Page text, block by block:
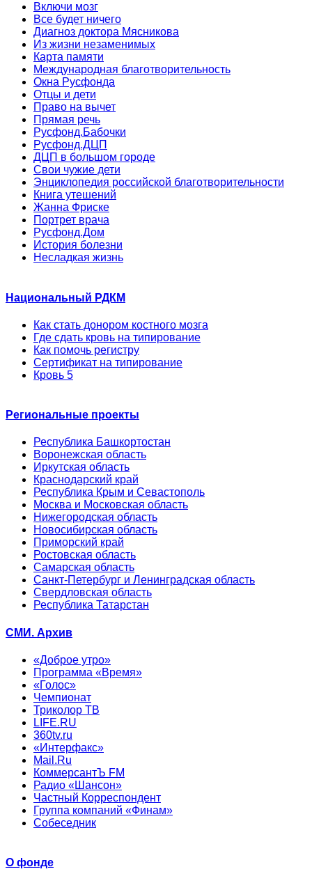
Включи мозг
Все будет ничего
Диагноз доктора Мясникова
Из жизни незаменимых
Карта памяти
Международная благотворительность
Окна Русфонда
Отцы и дети
Право на вычет
Прямая речь
Русфонд.Бабочки
Русфонд.ДЦП
ДЦП в большом городе
Свои чужие дети
Энциклопедия российской благотворительности
Книга утешений
Жанна Фриске
Портрет врача
Русфонд.Дом
История болезни
Несладкая жизнь
Национальный РДКМ
Как стать донором костного мозга
Где сдать кровь на типирование
Как помочь регистру
Сертификат на типирование
Кровь 5
Региональные проекты
Республика Башкортостан
Воронежская область
Иркутская область
Краснодарский край
Республика Крым и Севастополь
Москва и Московская область
Нижегородская область
Новосибирская область
Приморский край
Ростовская область
Самарская область
Санкт-Петербург и Ленинградская область
Свердловская область
Республика Татарстан
СМИ. Архив
«Доброе утро»
Программа «Время»
«Голос»
Чемпионат
Триколор ТВ
LIFE.RU
360tv.ru
«Интерфакс»
Mail.Ru
КоммерсантЪ FM
Радио «Шансон»
Частный Корреспондент
Группа компаний «Финам»
Собеседник
О фонде